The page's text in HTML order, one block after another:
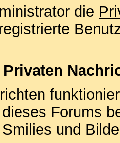
die
Forums
und